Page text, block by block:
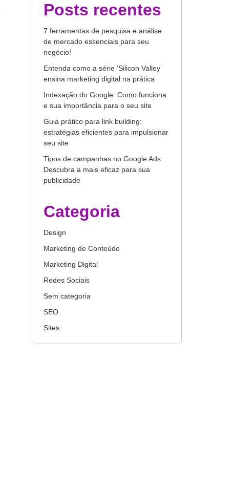
Posts recentes
7 ferramentas de pesquisa e análise
de mercado essenciais para seu
negócio!
Entenda como a série ‘Silicon Valley’
ensina marketing digital na prática
Indexação do Google: Como funciona
e sua importância para o seu site
Guia prático para link building:
estratégias eficientes para impulsionar
seu site
Tipos de campanhas no Google Ads:
Descubra a mais eficaz para sua
publicidade
Categoria
Design
Marketing de Conteúdo
Marketing Digital
Redes Sociais
Sem categoria
SEO
Sites